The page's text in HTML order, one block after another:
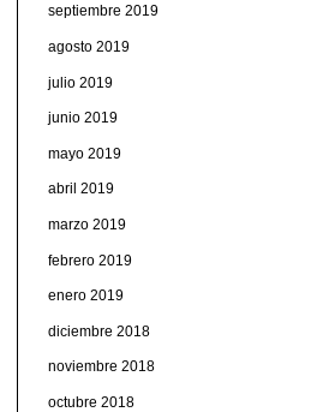
septiembre 2019
agosto 2019
julio 2019
junio 2019
mayo 2019
abril 2019
marzo 2019
febrero 2019
enero 2019
diciembre 2018
noviembre 2018
octubre 2018